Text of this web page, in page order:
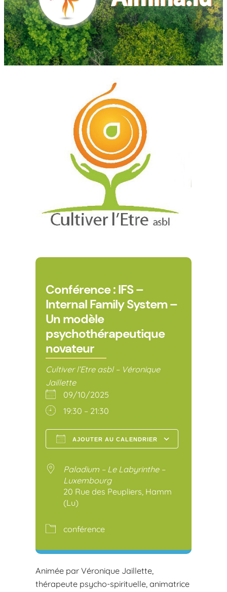
Conférence : IFS –
Internal Family System –
Un modèle
psychothérapeutique
novateur
Cultiver l’Etre asbl – Véronique
Jaillette
09/10/2025
19:30 – 21:30
AJOUTER AU CALENDRIER
Paladium – Le Labyrinthe –
Luxembourg
20 Rue des Peupliers, Hamm
(Lu)
conférence
Animée par Véronique Jaillette,
thérapeute psycho-spirituelle, animatrice